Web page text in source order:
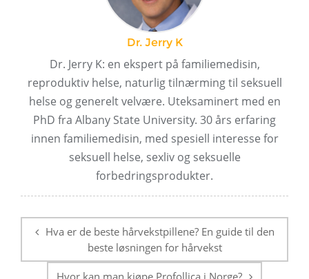
Dr. Jerry K
Dr. Jerry K: en ekspert på familiemedisin,
reproduktiv helse, naturlig tilnærming til seksuell
helse og generelt velvære. Uteksaminert med en
PhD fra Albany State University. 30 års erfaring
innen familiemedisin, med spesiell interesse for
seksuell helse, sexliv og seksuelle
forbedringsprodukter.
Hva er de beste hårvekstpillene? En guide til den
beste løsningen for hårvekst